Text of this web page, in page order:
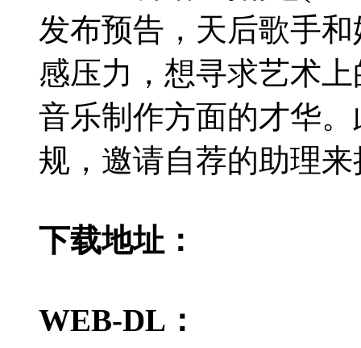
发布预告，天后歌手
感压力，想寻求艺术
音乐制作方面的才华
规，邀请自荐的助理
下载地址：
WEB-DL：